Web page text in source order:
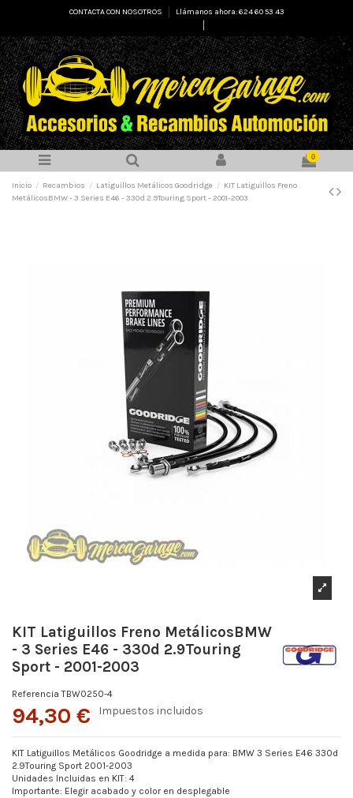
CONTACTA CON NOSOTROS
Llámanos ahora: 624 60 53 43
0
Inicio Recambios Latiguillos Metálicos Goodridge
KIT Latiguillos Freno
MetálicosBMW - 3 Series E46 - 330d 2.9Touring Sport - 2001-2003
KIT Latiguillos Freno MetálicosBMW
- 3 Series E46 - 330d 2.9Touring
Sport - 2001-2003
Referencia TBW0250-4
94,30 € Impuestos incluidos
KIT Latiguillos Metálicos Goodridge a medida para: BMW 3 Series E46 330d
2.9Touring Sport 2001-2003
Unidades Incluidas en KIT: 4
Importante: Elegir acabado y color en desplegable